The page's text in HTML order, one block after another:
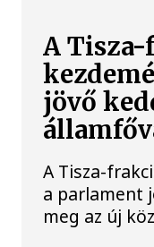
A
jövő
A Tisza-
a parlament
meg az új